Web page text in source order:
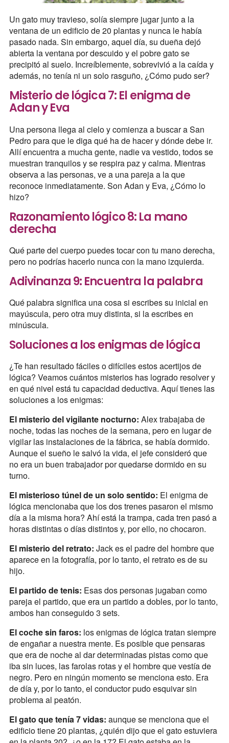
Un gato muy travieso, solía siempre jugar junto a la
ventana de un edificio de 20 plantas y nunca le había
pasado nada. Sin embargo, aquel día, su dueña dejó
abierta la ventana por descuido y el pobre gato se
precipitó al suelo. Increíblemente, sobrevivió a la caída y
además, no tenía ni un solo rasguño, ¿Cómo pudo ser?
Misterio de lógica 7: El enigma de
Adan y Eva
Una persona llega al cielo y comienza a buscar a San
Pedro para que le diga qué ha de hacer y dónde debe ir.
Allí encuentra a mucha gente, nadie va vestido, todos se
muestran tranquilos y se respira paz y calma. Mientras
observa a las personas, ve a una pareja a la que
reconoce inmediatamente. Son Adan y Eva, ¿Cómo lo
hizo?
Razonamiento lógico 8: La mano
derecha
Qué parte del cuerpo puedes tocar con tu mano derecha,
pero no podrías hacerlo nunca con la mano izquierda.
Adivinanza 9: Encuentra la palabra
Qué palabra significa una cosa si escribes su inicial en
mayúscula, pero otra muy distinta, si la escribes en
minúscula.
Soluciones a los enigmas de lógica
¿Te han resultado fáciles o difíciles estos acertijos de
lógica? Veamos cuántos misterios has logrado resolver y
en qué nivel está tu capacidad deductiva. Aquí tienes las
soluciones a los enigmas:
El misterio del vigilante nocturno: Alex trabajaba de
noche, todas las noches de la semana, pero en lugar de
vigilar las instalaciones de la fábrica, se había dormido.
Aunque el sueño le salvó la vida, el jefe consideró que
no era un buen trabajador por quedarse dormido en su
turno.
El misterioso túnel de un solo sentido: El enigma de
lógica mencionaba que los dos trenes pasaron el mismo
día a la misma hora? Ahí está la trampa, cada tren pasó a
horas distintas o días distintos y, por ello, no chocaron.
El misterio del retrato: Jack es el padre del hombre que
aparece en la fotografía, por lo tanto, el retrato es de su
hijo.
El partido de tenis: Esas dos personas jugaban como
pareja el partido, que era un partido a dobles, por lo tanto,
ambos han conseguido 3 sets.
El coche sin faros: los enigmas de lógica tratan siempre
de engañar a nuestra mente. Es posible que pensaras
que era de noche al dar determinadas pistas como que
iba sin luces, las farolas rotas y el hombre que vestía de
negro. Pero en ningún momento se menciona esto. Era
de día y, por lo tanto, el conductor pudo esquivar sin
problema al peatón.
El gato que tenía 7 vidas: aunque se menciona que el
edificio tiene 20 plantas, ¿quién dijo que el gato estuviera